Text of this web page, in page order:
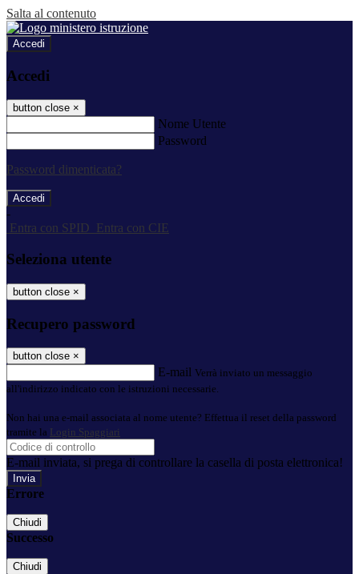
Salta al contenuto
Accedi
Accedi
button close ×
Nome Utente
Password
Password dimenticata?
-
Entra con SPID
Entra con CIE
Seleziona utente
button close ×
Recupero password
button close ×
E-mail Verrà inviato un messaggio
all'indirizzo indicato con le istruzioni necessarie.
Non hai una e-mail associata al nome utente? Effettua il reset della password
tramite la Login Spaggiari
E-mail inviata, si prega di controllare la casella di posta elettronica!
Errore
Chiudi
Successo
Chiudi